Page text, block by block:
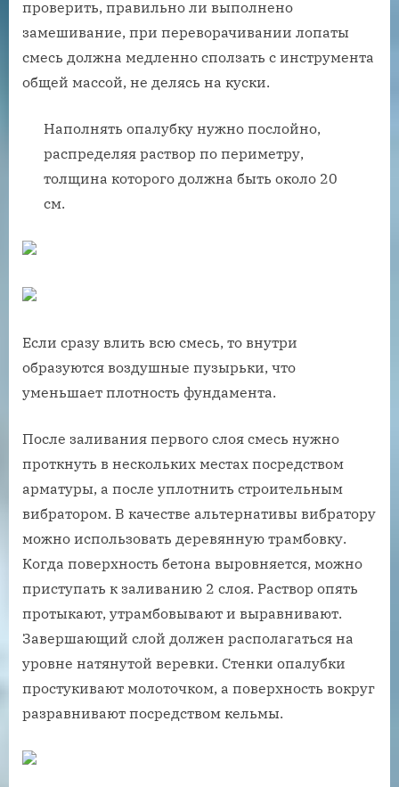
проверить, правильно ли выполнено
замешивание, при переворачивании лопаты
смесь должна медленно сползать с инструмента
общей массой, не делясь на куски.
Наполнять опалубку нужно послойно,
распределяя раствор по периметру,
толщина которого должна быть около 20
см.
Если сразу влить всю смесь, то внутри
образуются воздушные пузырьки, что
уменьшает плотность фундамента.
После заливания первого слоя смесь нужно
проткнуть в нескольких местах посредством
арматуры, а после уплотнить строительным
вибратором. В качестве альтернативы вибратору
можно использовать деревянную трамбовку.
Когда поверхность бетона выровняется, можно
приступать к заливанию 2 слоя. Раствор опять
протыкают, утрамбовывают и выравнивают.
Завершающий слой должен располагаться на
уровне натянутой веревки. Стенки опалубки
простукивают молоточком, а поверхность вокруг
разравнивают посредством кельмы.